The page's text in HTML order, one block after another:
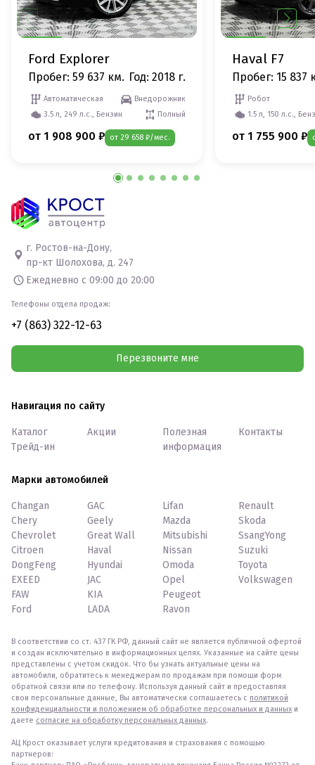
Ford Explorer
Пробег: 59 637 км. Год: 2018 г.
Автоматическая
Внедорожник
3.5 л, 249 л.с., Бензин
Полный
от 1 908 900 ₽ от 29 658 ₽/мес.
Haval F7
Пробег: 15 837
Робот
1.5 л, 150 л.с.,
от 1 755 900 ₽
г. Ростов-на-Дону,
пр-кт Шолохова, д. 247
Ежедневно с 09:00 до 20:00
Телефоны отдела продаж:
+7 (863) 322-12-63
Перезвоните мне
Навигация по сайту
Каталог
Трейд-ин
Акции
Полезная
информация
Контакты
Марки автомобилей
Changan
Chery
Chevrolet
Citroen
DongFeng
EXEED
FAW
Ford
GAC
Geely
Great Wall
Haval
Hyundai
JAC
KIA
LADA
Lifan
Mazda
Mitsubishi
Nissan
Omoda
Opel
Peugeot
Ravon
Renault
Skoda
SsangYong
Suzuki
Toyota
Volkswagen
В соответствии со ст. 437 ГК РФ, данный сайт не является публичной офертой
и создан исключительно в информационных целях. Указанные на сайте цены
представлены с учетом скидок. Что бы узнать актуальные цены на
автомобили, обратитесь к менеджерам по продажам при помощи форм
обратной связи или по телефону. Используя данный сайт и предоставляя
свои персональные данные, Вы автоматически соглашаетесь с политикой
конфиденциальности и положением об обработке персональных и данных и
даете согласие на обработку персональных данных.
АЦ Крост оказывает услуги кредитования и страхования с помощью
партнеров: